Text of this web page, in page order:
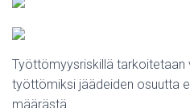
Työttömyysriskillä tarkoitetaan
työttömiksi jäädeiden osuutta
määrästä.